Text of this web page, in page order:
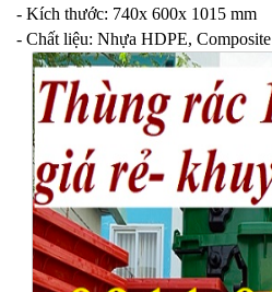
- Kích thước: 740x 600x 1015 mm
- Chất liệu: Nhựa HDPE, Composite